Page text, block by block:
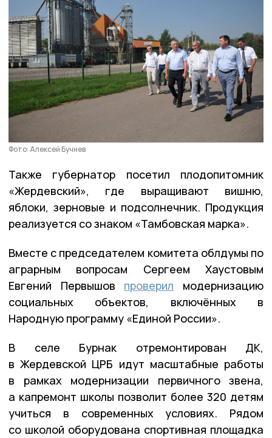
Фото: Алексей Бучнев
Также губернатор посетил плодопитомник
«Жердевский», где выращивают вишню,
яблоки, зерновые и подсолнечник. Продукция
реализуется со знаком «Тамбовская марка».
Вместе с председателем комитета облдумы по
аграрным вопросам Сергеем Хаустовым
Евгений Первышов проверил модернизацию
социальных объектов, включённых в
Народную программу «Единой России».
В селе Бурнак отремонтирован ДК,
в Жердевской ЦРБ идут масштабные работы
в рамках модернизации первичного звена,
а капремонт школы позволит более 320 детям
учиться в современных условиях. Рядом
со школой оборудована спортивная площадка